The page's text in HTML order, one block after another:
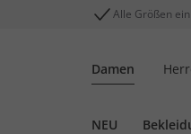
Alle Größen
Damen
NEU